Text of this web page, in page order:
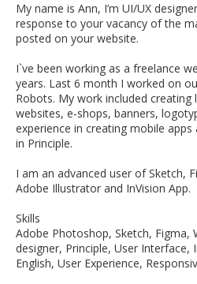
My name is Ann, I’m UI/UX
response to your vacancy of the
posted on your website.
I`ve been working as a freelance
years. Last 6 month I worked on
Robots. My work included creating
websites, e-shops, banners,
experience in creating mobile
in Principle.
I am an advanced user of Sketch,
Adobe Illustrator and InVision App.
Skills
Adobe Photoshop, Sketch, Figma,
designer, Principle, User Interface,
English, User Experience,